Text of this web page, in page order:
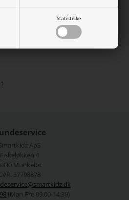
Statistiske
16% elastan.
ApS
Fiskeløkken 4
Munkebo
37798878
(Man-Fre 09.00-14.30)